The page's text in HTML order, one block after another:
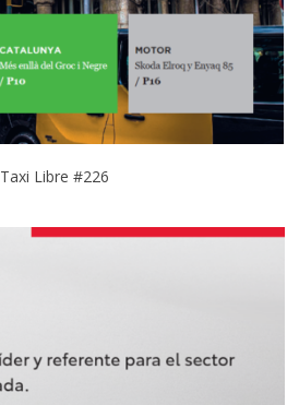
Taxi Libre #226